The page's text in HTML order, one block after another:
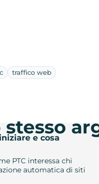
traffico web
e cosa
PTC interessa chi
automatica di siti